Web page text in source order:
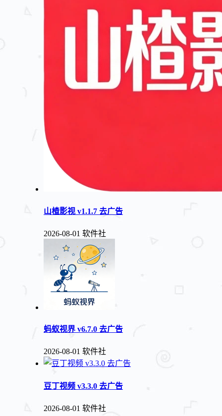
山楂影视 v1.1.7 去广告
2026-08-01 软件社
蚂蚁视界 v6.7.0 去广告
2026-08-01 软件社
豆丁视频 v3.3.0 去广告
2026-08-01 软件社